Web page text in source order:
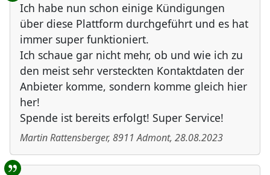
Ich habe nun schon einige Kündigungen
über diese Plattform durchgeführt und es hat
immer super funktioniert.
Ich schaue gar nicht mehr, ob und wie ich zu
den meist sehr versteckten Kontaktdaten der
Anbieter komme, sondern komme gleich hier
her!
Spende ist bereits erfolgt! Super Service!
Martin Rattensberger, 8911 Admont, 28.08.2023